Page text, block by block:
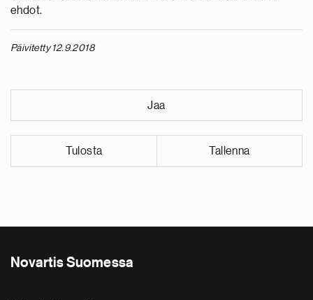
ehdot.
Päivitetty 12.9.2018
Jaa
Tulosta Tallenna
Novartis Suomessa